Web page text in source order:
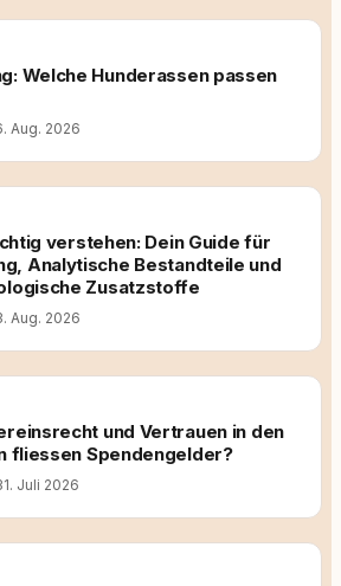
Welche Hunderassen passen
Aug. 2026
verstehen: Dein Guide für
Analytische Bestandteile und
Zusatzstoffe
Aug. 2026
und Vertrauen in den
fliessen Spendengelder?
Juli 2026